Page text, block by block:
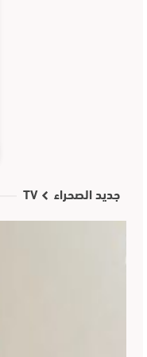
جديد الصحراء TV